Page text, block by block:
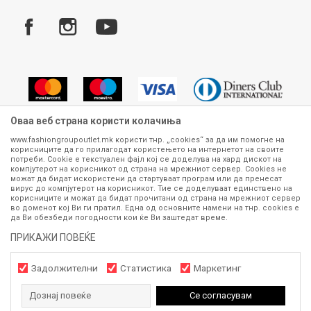
Плаќање
Сите информации околу производите кои се изложени на нашата
онлајн продавница се стремиме да бидат конкретни, точни и прецизни,
меѓутоа не можеме да гарантираме дека се без ниту една грешка или
пак дека сите производи во моментот се достапни на залиха.
Фотографиите се најверодостојниот приказ на производот. Доколку
дојде до потреба за замена на производ или рефундација, процедурата
контактирајте не на телефонскиот број 070 275 363 или на е-
маилoutlet@fashiongroup.com.mkодпонеделник до петок (08-16ч)
и сабота (10-15ч)
©2026https://www.fashiongroupoutlet.mk/, Изработено од
Оваа веб страна користи колачиња
www.fashiongroupoutlet.mk користи тнр. „cookies“ за да им помогне на
корисниците да го прилагодат користењето на интернетот на своите
потреби. Cookie е текстуален фајл кој се доделува на хард дискот на
компјутерот на корисникот од страна на мрежниот сервер. Cookies не
можат да бидат искористени да стартуваат програм или да пренесат
вирус до компјутерот на корисникот. Тие се доделуваат единствено на
корисниците и можат да бидат прочитани од страна на мрежниот сервер
во доменот кој Ви ги пратил. Една од основните намени на тнр. сookies е
да Ви обезбеди погодности кои ќе Ви заштедат време.
ПРИКАЖИ ПОВЕЌЕ
Задолжителни Статистика Маркетинг
Дознај повеќе Се согласувам